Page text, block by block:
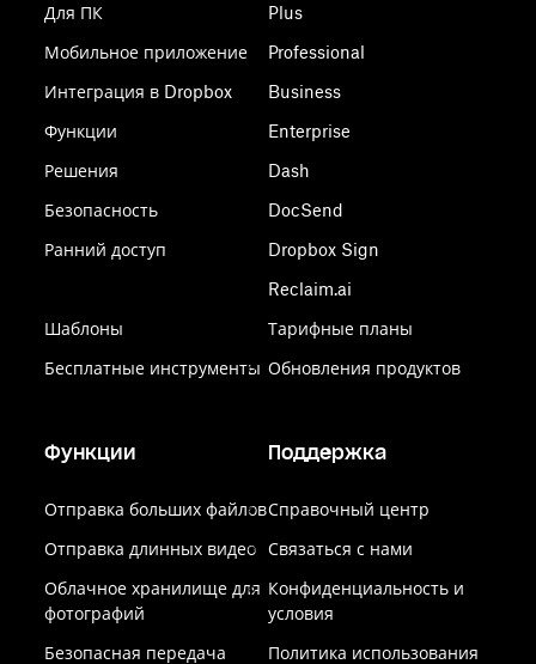
Для ПК
Мобильное приложение
Интеграция в Dropbox
Функции
Решения
Безопасность
Ранний доступ
Шаблоны
Бесплатные инструменты
Plus
Professional
Business
Enterprise
Dash
DocSend
Dropbox Sign
Reclaim.ai
Тарифные планы
Обновления продуктов
Функции
Отправка больших файлов
Отправка длинных видео
Облачное хранилище для
фотографий
Безопасная передача
Поддержка
Справочный центр
Связаться с нами
Конфиденциальность и
условия
Политика использования